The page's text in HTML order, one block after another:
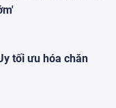
tối ưu hóa chăn